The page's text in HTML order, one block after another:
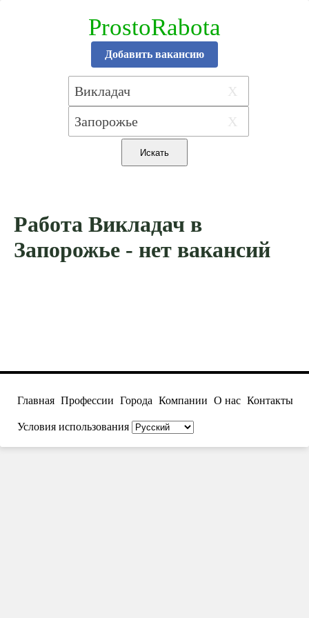
ProstoRabota
Добавить вакансию
X
X
Работа Викладач в
Запорожье - нет вакансий
Главная Профессии Города Компании О нас Контакты
Условия использования